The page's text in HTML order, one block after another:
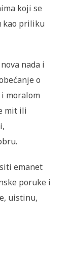
koji se
kao priliku
nada i
o
moralom
mit ili
emanet
poruke i
uistinu,